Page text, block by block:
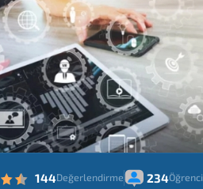
144Değerlendirme 234Öğrenci